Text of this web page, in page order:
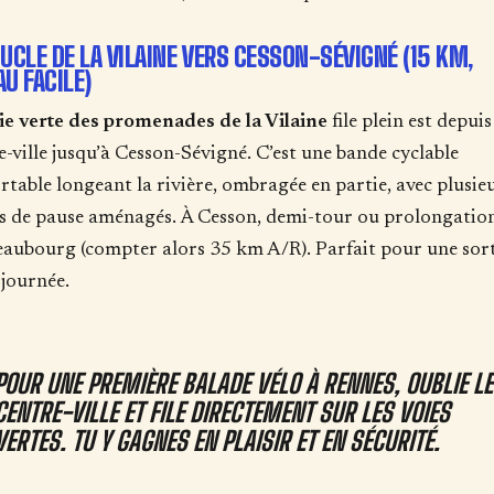
DE LA VILAINE VERS CESSON-SÉVIGNÉ (15 KM,
FACILE)
verte des promenades de la Vilaine file plein est depuis
ville jusqu’à Cesson-Sévigné. C’est une bande cyclable
longeant la rivière, ombragée en partie, avec
de pause aménagés. À Cesson, demi-tour ou
(compter alors 35 km A/R). Parfait pour une
UNE PREMIÈRE BALADE VÉLO À RENNES, OUBLIE LE
VILLE ET FILE DIRECTEMENT SUR LES VOIES
TU Y GAGNES EN PLAISIR ET EN SÉCURITÉ.